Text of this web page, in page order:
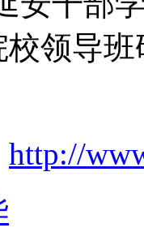
领导
http://